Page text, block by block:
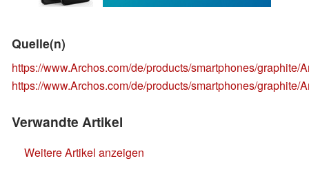
Quelle(n)
https://www.Archos.com/de/products/smartphones/graphite/
https://www.Archos.com/de/products/smartphones/graphite/
Verwandte Artikel
Weitere Artikel anzeigen